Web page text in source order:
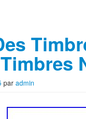
par admin